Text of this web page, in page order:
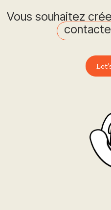
Vous souhaitez